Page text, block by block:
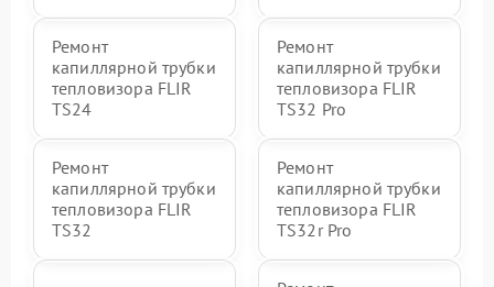
Ремонт
капиллярной трубки
тепловизора FLIR
TS24
Ремонт
капиллярной трубки
тепловизора FLIR
TS32 Pro
Ремонт
капиллярной трубки
тепловизора FLIR
TS32
Ремонт
капиллярной трубки
тепловизора FLIR
TS32r Pro